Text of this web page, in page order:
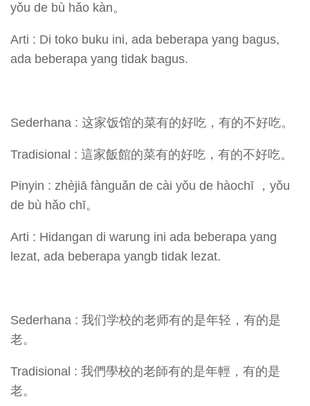
yǒu de bù hǎo kàn。
Arti : Di toko buku ini, ada beberapa yang bagus,
ada beberapa yang tidak bagus.
Sederhana : 这家饭馆的菜有的好吃，有的不好吃。
Tradisional : 這家飯館的菜有的好吃，有的不好吃。
Pinyin : zhèjiā fànguǎn de cài yǒu de hàochī ，yǒu
de bù hǎo chī。
Arti : Hidangan di warung ini ada beberapa yang
lezat, ada beberapa yangb tidak lezat.
Sederhana : 我们学校的老师有的是年轻，有的是
老。
Tradisional : 我們學校的老師有的是年輕，有的是
老。